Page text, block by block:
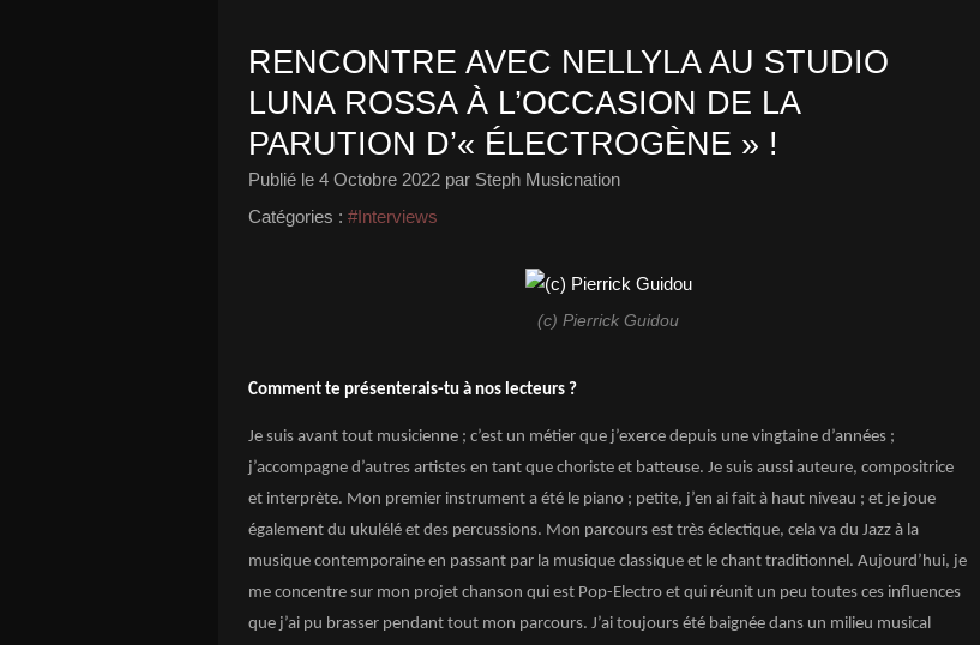
RENCONTRE AVEC NELLYLA AU STUDIO
LUNA ROSSA À L’OCCASION DE LA
PARUTION D’« ÉLECTROGÈNE » !
Publié le 4 Octobre 2022 par Steph Musicnation
Catégories : #Interviews
(c) Pierrick Guidou
Comment te présenterais-tu à nos lecteurs ?
Je suis avant tout musicienne ; c’est un métier que j’exerce depuis une vingtaine d’années ;
j’accompagne d’autres artistes en tant que choriste et batteuse. Je suis aussi auteure, compositrice
et interprète. Mon premier instrument a été le piano ; petite, j’en ai fait à haut niveau ; et je joue
également du ukulélé et des percussions. Mon parcours est très éclectique, cela va du Jazz à la
musique contemporaine en passant par la musique classique et le chant traditionnel. Aujourd’hui, je
me concentre sur mon projet chanson qui est Pop-Electro et qui réunit un peu toutes ces influences
que j’ai pu brasser pendant tout mon parcours. J’ai toujours été baignée dans un milieu musical